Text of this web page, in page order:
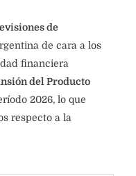
de
de cara a los
financiera
del Producto
2026, lo que
respecto a la